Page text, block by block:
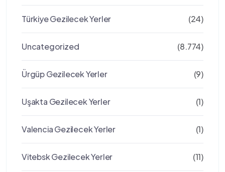
Türkiye Gezilecek Yerler (24)
Uncategorized (8.774)
Ürgüp Gezilecek Yerler (9)
Uşakta Gezilecek Yerler (1)
Valencia Gezilecek Yerler (1)
Vitebsk Gezilecek Yerler (11)